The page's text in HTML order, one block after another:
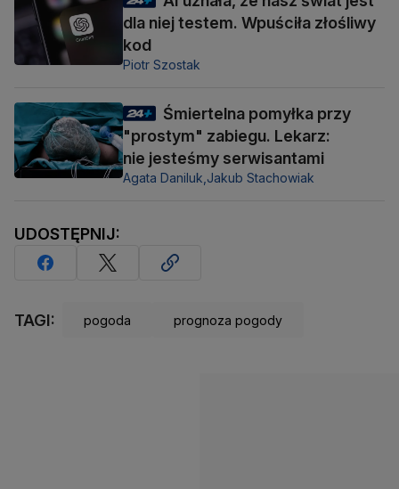
dla niej testem. Wpuściła złośliwy
kod
Piotr Szostak
Śmiertelna pomyłka przy
"prostym" zabiegu. Lekarz:
nie jesteśmy serwisantami
Agata Daniluk,Jakub Stachowiak
UDOSTĘPNIJ:
TAGI: pogoda prognoza pogody